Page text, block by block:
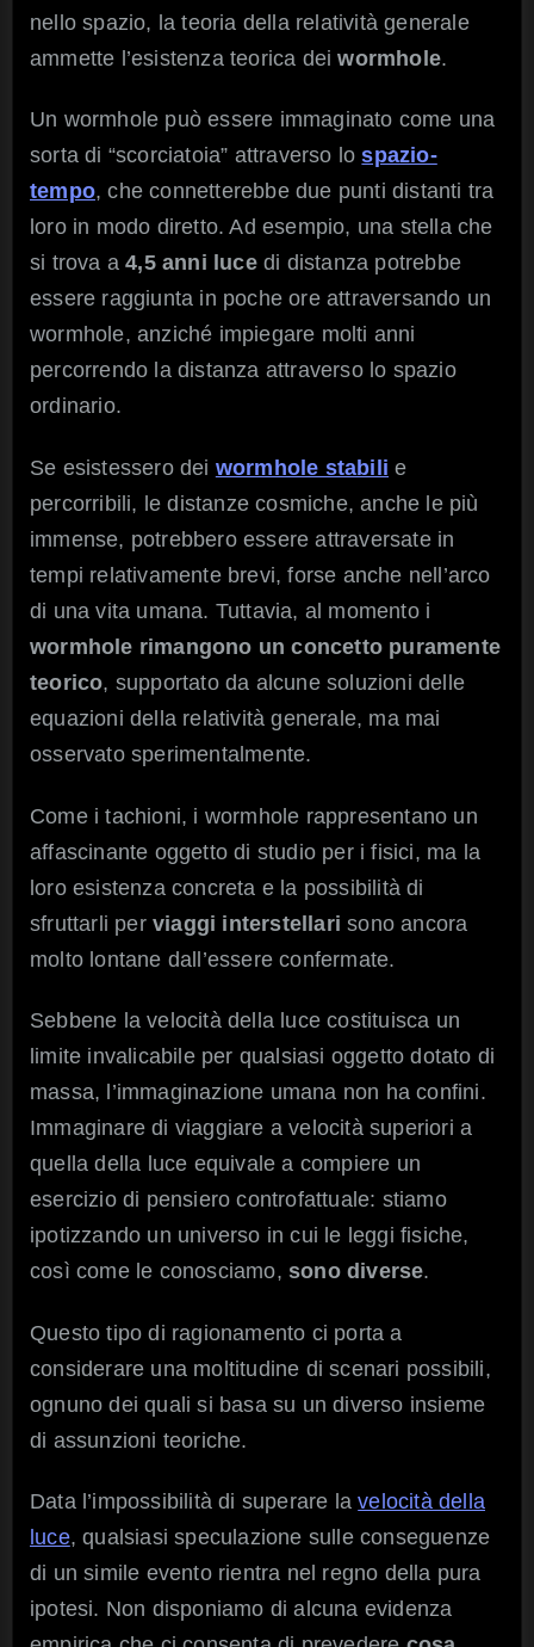
nello spazio, la teoria della relatività generale
ammette l’esistenza teorica deiwormhole.
Un wormhole può essere immaginato come una
sorta di “scorciatoia” attraverso lospazio-
tempo, che connetterebbe due punti distanti tra
loro in modo diretto. Ad esempio, una stella che
si trova a4,5 anni lucedi distanza potrebbe
essere raggiunta in poche ore attraversando un
wormhole, anziché impiegare molti anni
percorrendo la distanza attraverso lo spazio
ordinario.
Se esistessero dei wormhole stabili e
percorribili, le distanze cosmiche, anche le più
immense, potrebbero essere attraversate in
tempi relativamente brevi, forse anche nell’arco
di una vita umana. Tuttavia, al momento i
wormhole rimangono un concetto puramente
teorico, supportato da alcune soluzioni delle
equazioni della relatività generale, ma mai
osservato sperimentalmente.
Come i tachioni, i wormhole rappresentano un
affascinante oggetto di studio per i fisici, ma la
loro esistenza concreta e la possibilità di
sfruttarli perviaggi interstellari sono ancora
molto lontane dall’essere confermate.
Sebbene la velocità della luce costituisca un
limite invalicabile per qualsiasi oggetto dotato di
massa, l’immaginazione umana non ha confini.
Immaginare di viaggiare a velocità superiori a
quella della luce equivale a compiere un
esercizio di pensiero controfattuale: stiamo
ipotizzando un universo in cui le leggi fisiche,
così come le conosciamo, sono diverse.
Questo tipo di ragionamento ci porta a
considerare una moltitudine di scenari possibili,
ognuno dei quali si basa su un diverso insieme
di assunzioni teoriche.
Data l’impossibilità di superare lavelocità della
luce, qualsiasi speculazione sulle conseguenze
di un simile evento rientra nel regno della pura
ipotesi. Non disponiamo di alcuna evidenza